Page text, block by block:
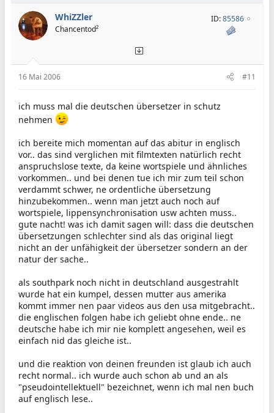
WhiZZler
Chancentod²
ID:85586
16 Mai 2006 #11
ich muss mal die deutschen übersetzer in schutz
nehmen
ich bereite mich momentan auf das abitur in englisch
vor.. das sind verglichen mit filmtexten natürlich recht
anspruchslose texte, da keine wortspiele und ähnliches
vorkommen.. und bei denen tue ich mir zum teil schon
verdammt schwer, ne ordentliche übersetzung
hinzubekommen.. wenn man jetzt auch noch auf
wortspiele, lippensynchronisation usw achten muss..
gute nacht! was ich damit sagen will: dass die deutschen
übersetzungen schlechter sind als das original liegt
nicht an der unfähigkeit der übersetzer sondern an der
natur der sache..
als southpark noch nicht in deutschland ausgestrahlt
wurde hat ein kumpel, dessen mutter aus amerika
kommt immer nen paar videos aus den usa mitgebracht..
die englischen folgen habe ich geliebt ohne ende.. ne
deutsche habe ich mir nie komplett angesehen, weil es
einfach nid das gleiche ist..
und die reaktion von deinen freunden ist glaub ich auch
recht normal.. ich wurde auch schon ab und an als
"pseudointellektuell" bezeichnet, wenn ich mal nen buch
auf englisch lese..